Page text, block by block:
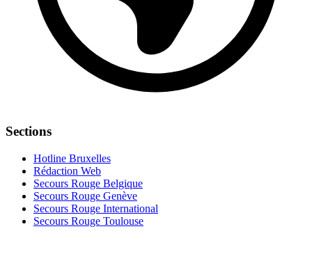
Sections
Hotline Bruxelles
Rédaction Web
Secours Rouge Belgique
Secours Rouge Genève
Secours Rouge International
Secours Rouge Toulouse